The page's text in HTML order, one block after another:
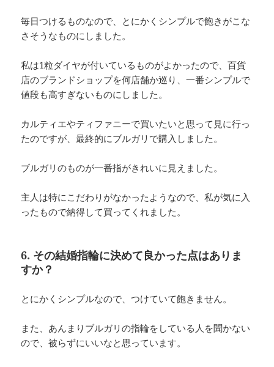
毎日つけるものなので、とにかくシンプルで飽きがこな
さそうなものにしました。
私は1粒ダイヤが付いているものがよかったので、百貨
店のブランドショップを何店舗か巡り、一番シンプルで
値段も高すぎないものにしました。
カルティエやティファニーで買いたいと思って見に行っ
たのですが、最終的にブルガリで購入しました。
ブルガリのものが一番指がきれいに見えました。
主人は特にこだわりがなかったようなので、私が気に入
ったもので納得して買ってくれました。
6. その結婚指輪に決めて良かった点はありま
すか？
とにかくシンプルなので、つけていて飽きません。
また、あんまりブルガリの指輪をしている人を聞かない
ので、被らずにいいなと思っています。